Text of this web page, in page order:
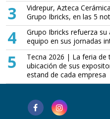
3
Vidrepur, Azteca
Grupo Ibricks, en las 5
4
Grupo Ibricks refuerza
equipo en sus jornadas
5
Tecna 2026 | La feria de
ubicación de sus
estand de cada empresa